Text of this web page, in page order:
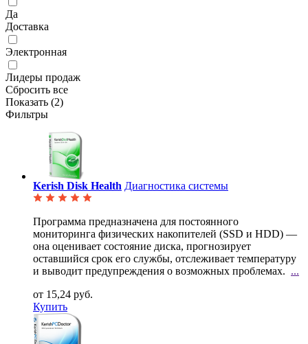
Да
Доставка
Электронная
Лидеры продаж
Сбросить все
Показать (2)
Фильтры
Kerish Disk Health Диагностика системы
Программа предназначена для постоянного
мониторинга физических накопителей (SSD и HDD) —
она оценивает состояние диска, прогнозирует
оставшийся срок его службы, отслеживает температуру
и выводит предупреждения о возможных проблемах. ...
от 15,24 руб.
Купить